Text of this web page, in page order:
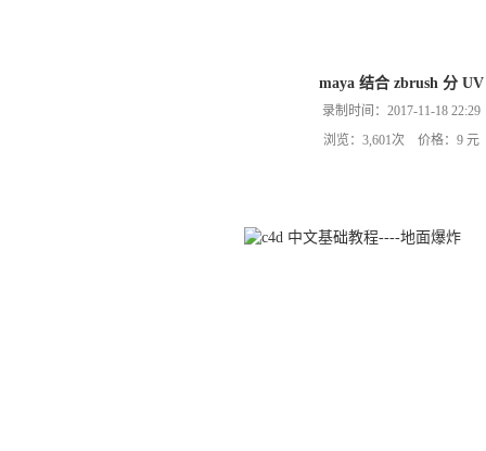
maya 结合 zbrush 分 UV
录制时间：2017-11-18 22:29
浏览：3,601次 价格：9 元